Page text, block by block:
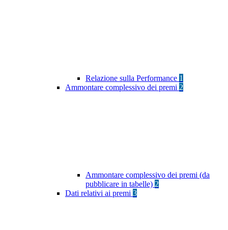
Relazione sulla Performance 1
Ammontare complessivo dei premi 2
Ammontare complessivo dei premi (da
pubblicare in tabelle) 2
Dati relativi ai premi 3